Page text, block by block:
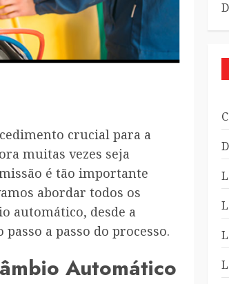
crucial para a
muitas vezes seja
é tão importante
abordar todos os
automático, desde a
a passo do processo.
Automático